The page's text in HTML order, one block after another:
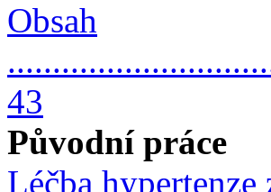
Obsah
43
Původní práce
Léčba